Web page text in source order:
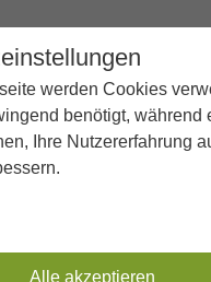
werden Cookies
benötigt, während
Ihre Nutzererfahrung
Alle akzeptieren